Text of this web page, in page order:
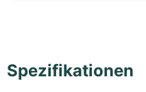
Spezifikationen